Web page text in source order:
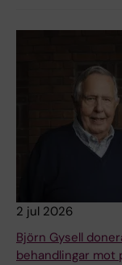
2 jul 2026
Björn Gysell
behandlingar mot